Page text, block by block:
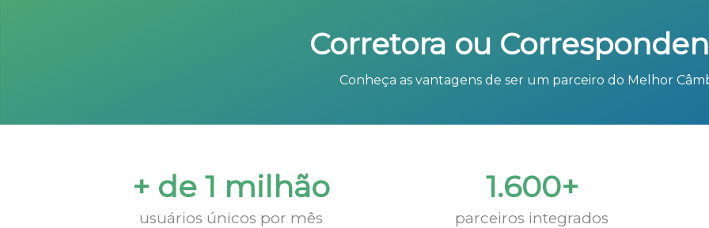
Corretora ou
Conheça as vantagens de ser um parceiro do Melhor
+ de 1 milhão
usuários únicos por mês
1.600+
parceiros integrados